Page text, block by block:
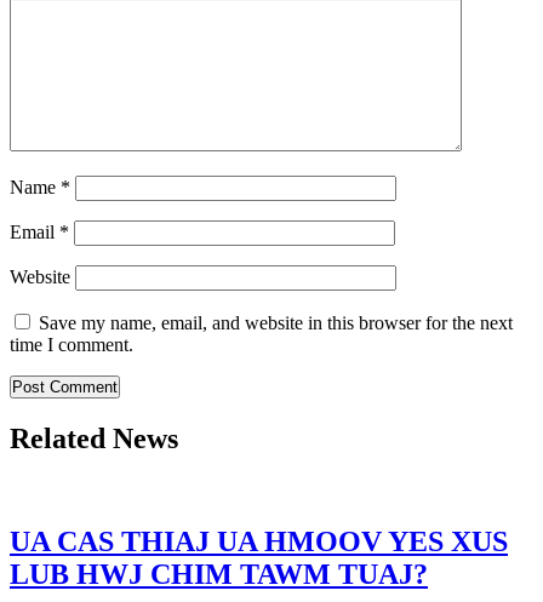
Name *
Email *
Website
Save my name, email, and website in this browser for the next
time I comment.
Related News
UA CAS THIAJ UA HMOOV YES XUS
LUB HWJ CHIM TAWM TUAJ?